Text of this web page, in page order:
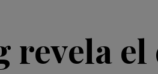
revela